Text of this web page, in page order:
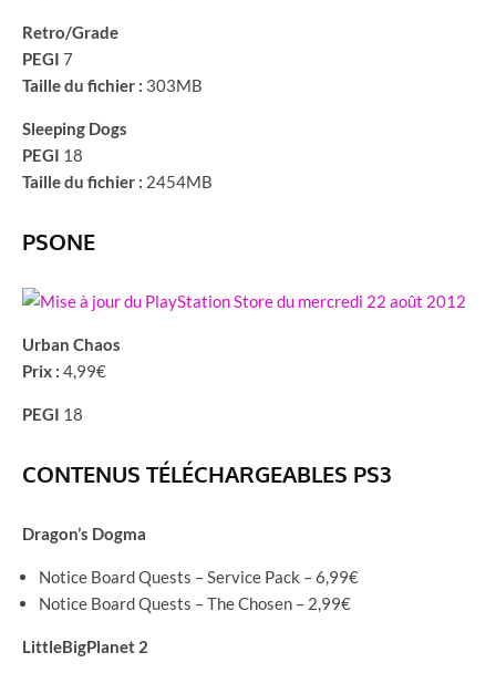
Retro/Grade
PEGI 7
Taille du fichier : 303MB
Sleeping Dogs
PEGI 18
Taille du fichier : 2454MB
PSONE
Urban Chaos
Prix : 4,99€
PEGI 18
CONTENUS TÉLÉCHARGEABLES PS3
Dragon’s Dogma
Notice Board Quests – Service Pack – 6,99€
Notice Board Quests – The Chosen – 2,99€
LittleBigPlanet 2